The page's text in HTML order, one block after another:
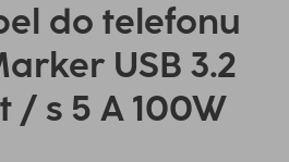
do telefonu
USB 3.2
/ s 5 A 100W